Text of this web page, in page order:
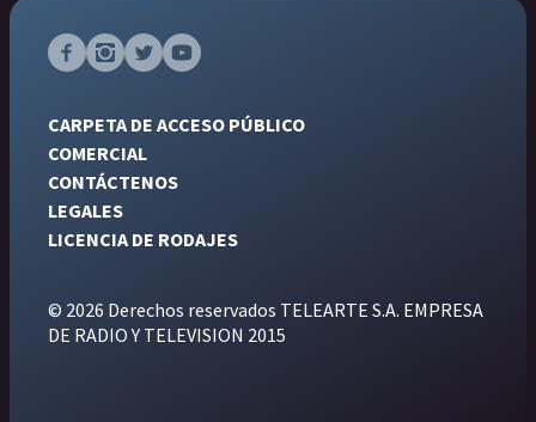
CARPETA DE ACCESO PÚBLICO
COMERCIAL
CONTÁCTENOS
LEGALES
LICENCIA DE RODAJES
© 2026 Derechos reservados TELEARTE S.A. EMPRESA
DE RADIO Y TELEVISION 2015